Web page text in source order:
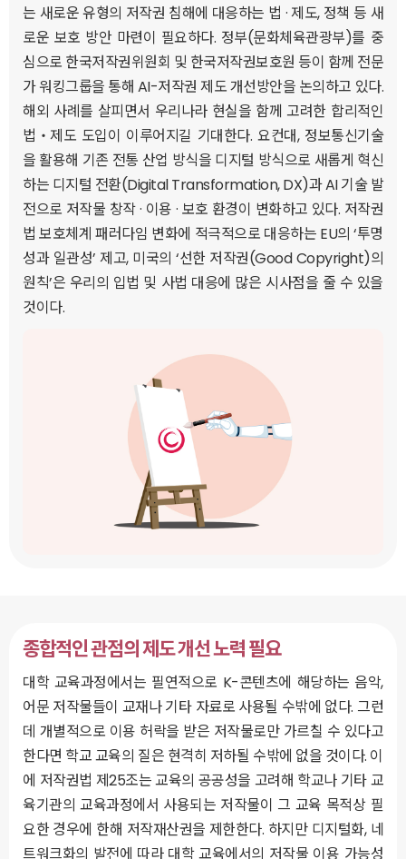
는 새로운 유형의 저작권 침해에 대응하는 법 · 제도, 정책 등 새
로운 보호 방안 마련이 필요하다. 정부(문화체육관광부)를 중
심으로 한국저작권위원회 및 한국저작권보호원 등이 함께 전문
가 워킹그룹을 통해 AI-저작권 제도 개선방안을 논의하고 있다.
해외 사례를 살피면서 우리나라 현실을 함께 고려한 합리적인
법‧제도 도입이 이루어지길 기대한다. 요컨대, 정보통신기술
을 활용해 기존 전통 산업 방식을 디지털 방식으로 새롭게 혁신
하는 디지털 전환(Digital Transformation, DX)과 AI 기술 발
전으로 저작물 창작 · 이용 · 보호 환경이 변화하고 있다. 저작권
법 보호체계 패러다임 변화에 적극적으로 대응하는 EU의 ‘투명
성과 일관성’ 제고, 미국의 ‘선한 저작권(Good Copyright)의
원칙’은 우리의 입법 및 사법 대응에 많은 시사점을 줄 수 있을
것이다.
종합적인 관점의 제도 개선 노력 필요
대학 교육과정에서는 필연적으로 K-콘텐츠에 해당하는 음악,
어문 저작물들이 교재나 기타 자료로 사용될 수밖에 없다. 그런
데 개별적으로 이용 허락을 받은 저작물로만 가르칠 수 있다고
한다면 학교 교육의 질은 현격히 저하될 수밖에 없을 것이다. 이
에 저작권법 제25조는 교육의 공공성을 고려해 학교나 기타 교
육기관의 교육과정에서 사용되는 저작물이 그 교육 목적상 필
요한 경우에 한해 저작재산권을 제한한다. 하지만 디지털화, 네
트워크화의 발전에 따라 대학 교육에서의 저작물 이용 가능성